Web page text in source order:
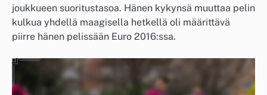
joukkueen suoritustasoa. Hänen kykynsä muuttaa pelin
kulkua yhdellä maagisella hetkellä oli määrittävä
piirre hänen pelissään Euro 2016:ssa.